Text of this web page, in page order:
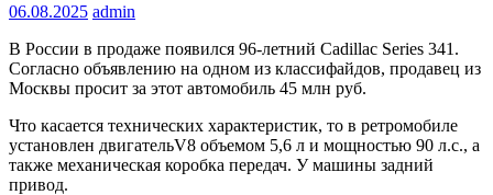
06.08.2025 admin
В России в продаже появился 96-летний Cadillac Series 341.
Согласно объявлению на одном из классифайдов, продавец из
Москвы просит за этот автомобиль 45 млн руб.
Что касается технических характеристик, то в ретромобиле
установлен двигательV8 объемом 5,6 л и мощностью 90 л.с., а
также механическая коробка передач. У машины задний
привод.